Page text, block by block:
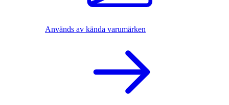
Används av kända varumärken